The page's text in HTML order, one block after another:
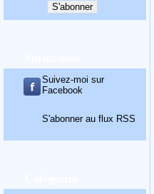
Suivez-moi sur
Facebook
S'abonner au flux RSS